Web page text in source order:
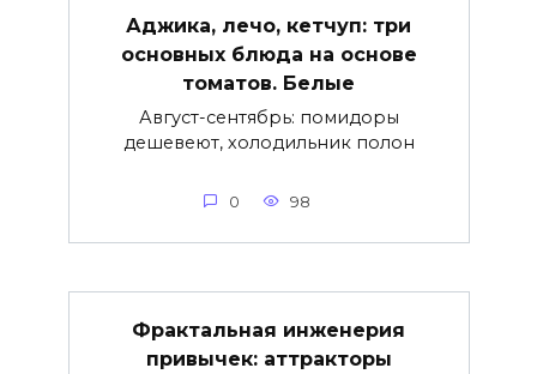
Аджика, лечо, кетчуп: три
основных блюда на основе
томатов. Белые
Август-сентябрь: помидоры
дешевеют, холодильник полон
0 98
Фрактальная инженерия
привычек: аттракторы